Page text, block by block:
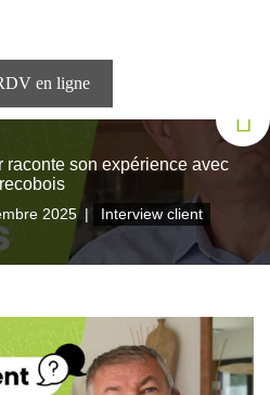
raconte son expérience avec
2025 | Interview client